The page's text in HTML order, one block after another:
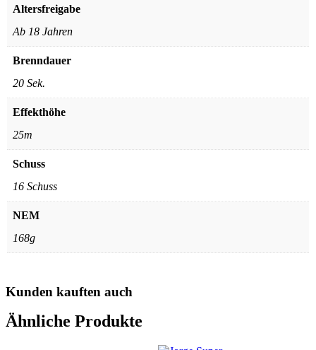
Altersfreigabe
Ab 18 Jahren
Brenndauer
20 Sek.
Effekthöhe
25m
Schuss
16 Schuss
NEM
168g
Kunden kauften auch
Ähnliche Produkte